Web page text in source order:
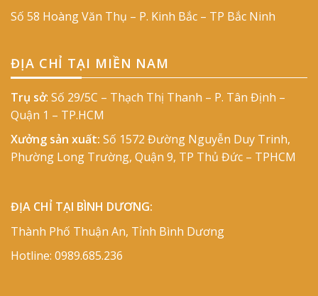
Số 58 Hoàng Văn Thụ – P. Kinh Bắc – TP Bắc Ninh
ĐỊA CHỈ TẠI MIỀN NAM
Trụ sở: Số 29/5C – Thạch Thị Thanh – P. Tân Định –
Quận 1 – TP.HCM
Xưởng sản xuất: Số 1572 Đường Nguyễn Duy Trinh,
Phường Long Trường, Quận 9, TP Thủ Đức – TPHCM
ĐỊA CHỈ TẠI BÌNH DƯƠNG:
Thành Phố Thuận An, Tỉnh Bình Dương
Hotline: 0989.685.236